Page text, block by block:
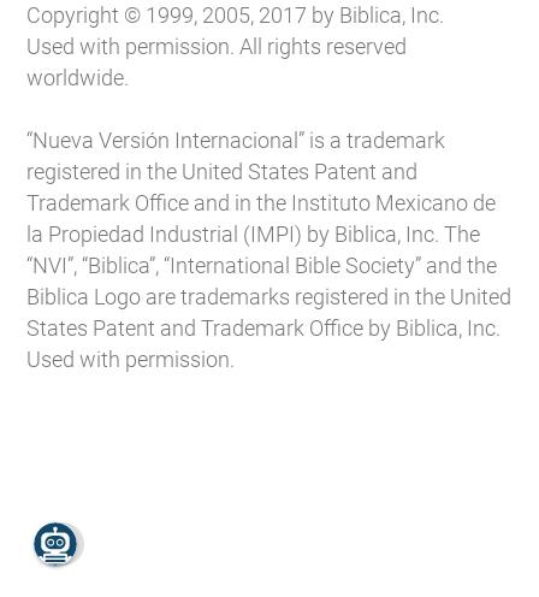
Copyright © 1999, 2005, 2017 by Biblica, Inc.
Used with permission. All rights reserved
worldwide.
“Nueva Versión Internacional” is a trademark
registered in the United States Patent and
Trademark Office and in the Instituto Mexicano de
la Propiedad Industrial (IMPI) by Biblica, Inc. The
“NVI”, “Biblica”, “International Bible Society” and the
Biblica Logo are trademarks registered in the United
States Patent and Trademark Office by Biblica, Inc.
Used with permission.